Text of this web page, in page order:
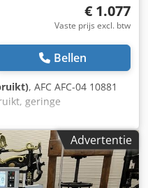
€ 1.077
Vaste prijs excl. btw
Bellen
, AFC AFC-04 10881
geringe
levering volgens foto's
Advertentie